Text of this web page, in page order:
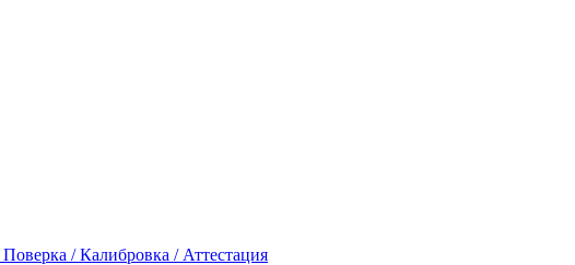
Поверка / Калибровка / Аттестация